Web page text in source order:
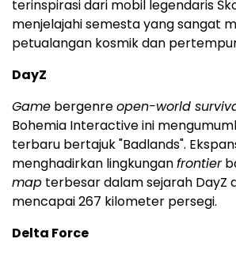
terinspirasi dari mobil legendaris
menjelajahi semesta yang sangat
petualangan kosmik dan
DayZ
Game bergenreopen-world
Bohemia Interactive ini
terbaru bertajuk "Badlands".
menghadirkan lingkunganfrontier
map terbesar dalam sejarah DayZ
mencapai 267 kilometer persegi.
Delta Force